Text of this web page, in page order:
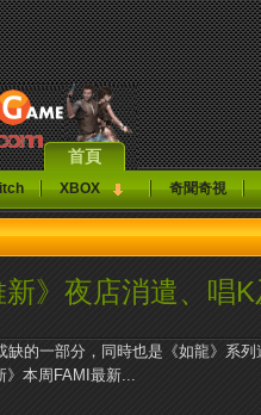
首頁
XBOX 奇聞奇視
新》夜店消遣、唱
的一部分，同時也是《如龍》系列
》本周FAMI最新...